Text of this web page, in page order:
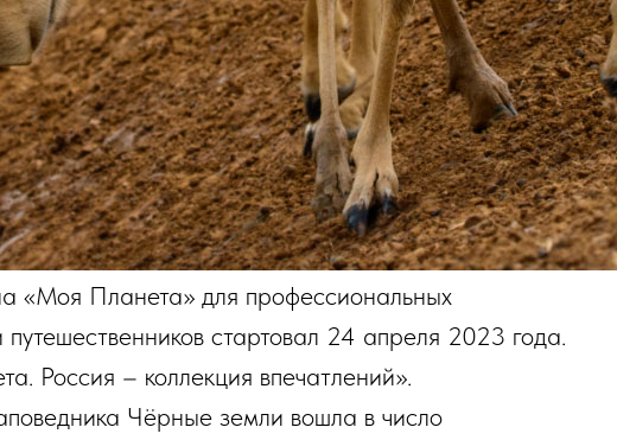
«Моя Планета» для профессиональных
стартовал 24 апреля 2023 года.
Россия – коллекция впечатлений».
Чёрные земли вошла в число